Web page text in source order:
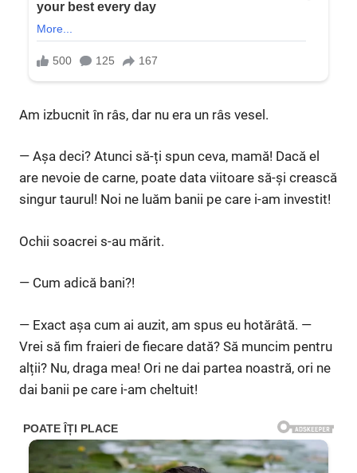
Am izbucnit în râs, dar nu era un râs vesel.
— Așa deci? Atunci să-ți spun ceva, mamă! Dacă el
are nevoie de carne, poate data viitoare să-și crească
singur taurul! Noi ne luăm banii pe care i-am investit!
Ochii soacrei s-au mărit.
— Cum adică bani?!
— Exact așa cum ai auzit, am spus eu hotărâtă. —
Vrei să fim fraieri de fiecare dată? Să muncim pentru
alții? Nu, draga mea! Ori ne dai partea noastră, ori ne
dai banii pe care i-am cheltuit!